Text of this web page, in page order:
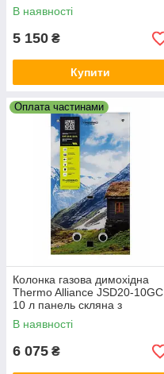
В наявності
5 150 ₴
Купити
Оплата частинами
Колонка газова димохідна
Thermo Alliance JSD20-10GC
10 л панель скляна з
малюнком гори
В наявності
6 075 ₴